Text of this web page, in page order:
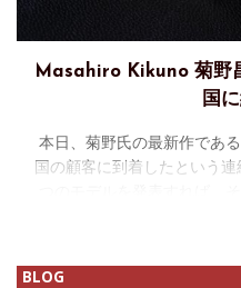
Masahiro Kikuno 菊野
国
本日、菊野氏の最新作であ
国の顧客に到着したという
にはディスコン、新たな作
BLOG